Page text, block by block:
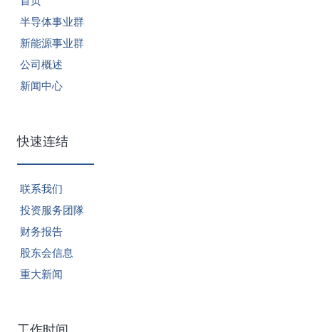
半导体事业群
新能源事业群
公司概述
新闻中心
快速连结
联系我们
投资服务团隊
财务报告
股东会信息
重大新闻